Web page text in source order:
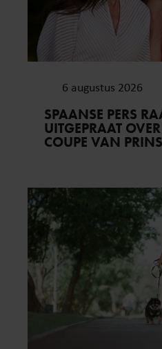
6 augustus 2026
SPAANSE PERS
UITGEPRAAT
COUPE VAN